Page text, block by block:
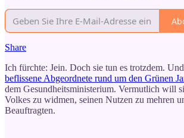
Share
Ich fürchte: Jein. Doch sie tun es trotzdem.
beflissene Abgeordnete rund um den Grünen
dem Gesundheitsministerium. Vermutlich will
Volkes zu widmen, seinen Nutzen zu mehren
Beauftragten.